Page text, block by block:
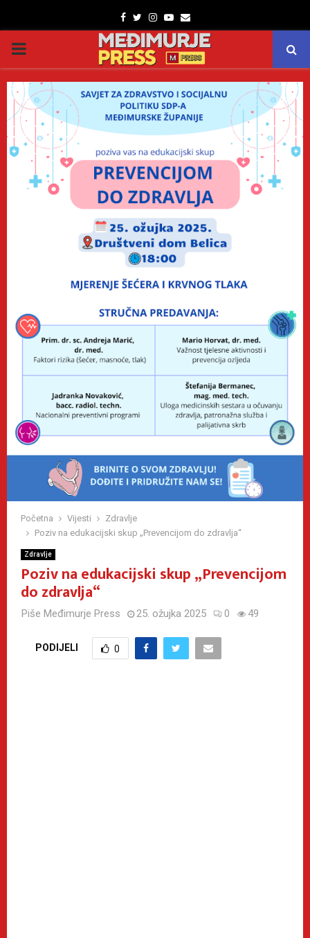
Facebook
TwitterInstagram
Youtube
Email
PRIMARY
MENU
Početna Vijesti
Zdravlje
Poziv na edukacijski skup „Prevencijom do zdravlja“
Zdravlje
Poziv na edukacijski skup „Prevencijom
do zdravlja“
Piše Međimurje Press 25. ožujka 2025 0 49
PODIJELI 0